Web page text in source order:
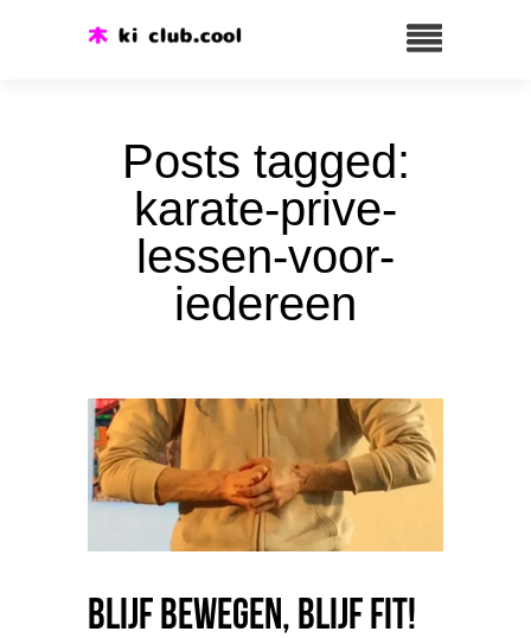
Posts tagged:
karate-prive-
lessen-voor-
iedereen
Blijf bewegen, blijf fit!